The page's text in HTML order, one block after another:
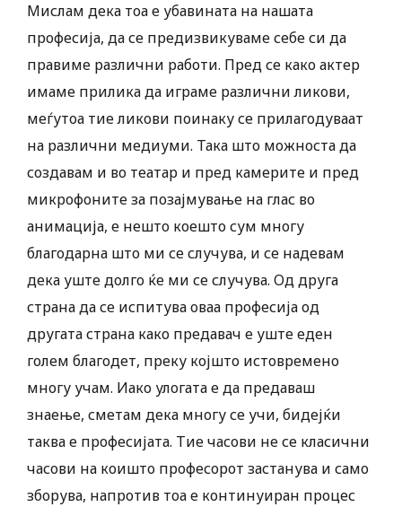
Мислам дека тоа е убавината на нашата
професија, да се предизвикуваме себе си да
правиме различни работи. Пред се како актер
имаме прилика да играме различни ликови,
меѓутоа тие ликови поинаку се прилагодуваат
на различни медиуми. Така што можноста да
создавам и во театар и пред камерите и пред
микрофоните за позајмување на глас во
анимација, е нешто коешто сум многу
благодарна што ми се случува, и се надевам
дека уште долго ќе ми се случува. Од друга
страна да се испитува оваа професија од
другата страна како предавач е уште еден
голем благодет, преку којшто истовремено
многу учам. Иако улогата е да предаваш
знаење, сметам дека многу се учи, бидејќи
таква е професијата. Тие часови не се класични
часови на коишто професорот застанува и само
зборува, напротив тоа е континуиран процес